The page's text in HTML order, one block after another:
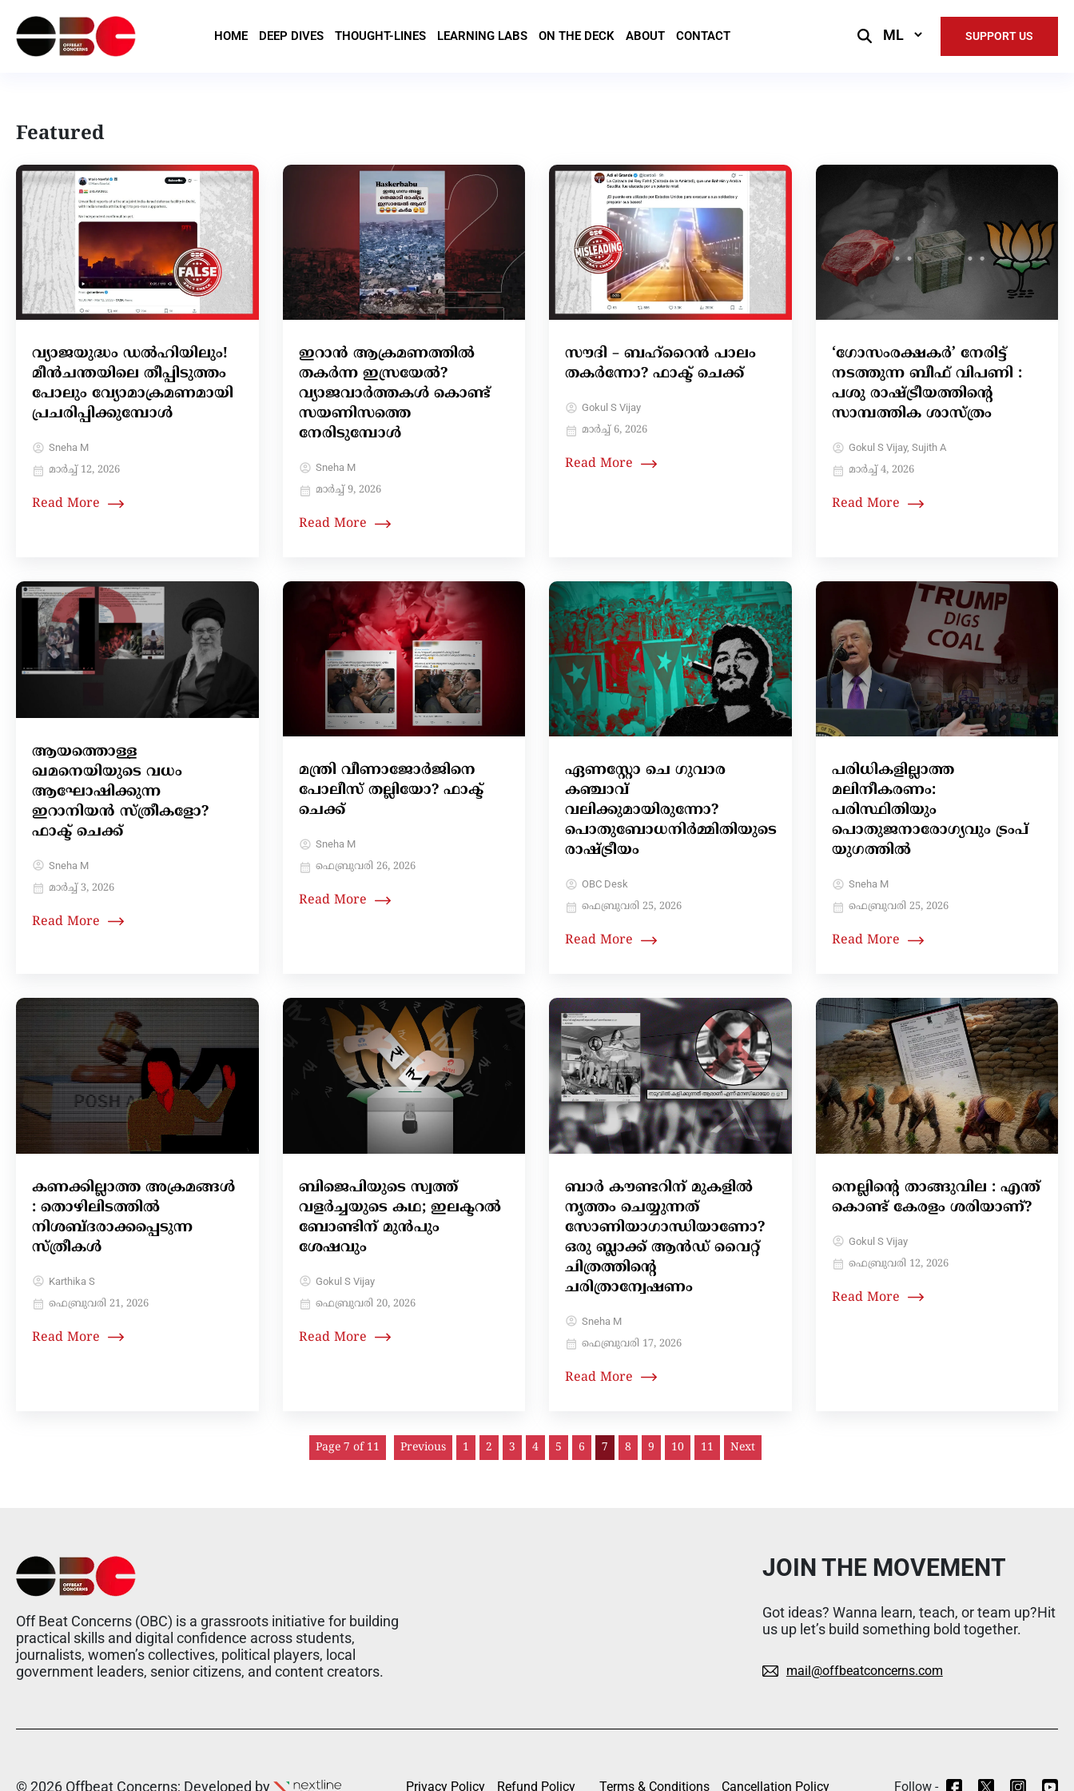
HOME DEEP DIVES THOUGHT-LINES LEARNING LABS ON THE DECK ABOUT CONTACT
Select
SUPPORT US
Featured
വ്യാജയുദ്ധം ഡൽഹിയിലും!
മീൻചന്തയിലെ തീപ്പിടുത്തം
പോലും വ്യോമാക്രമണമായി
പ്രചരിപ്പിക്കുമ്പോൾ
Sneha M
മാർച്ച്‌ 12, 2026
Read More
ഇറാന്‍ ആക്രമണത്തില്‍
തകര്‍ന്ന ഇസ്രയേല്‍?
വ്യാജവാർത്തകൾ കൊണ്ട്
സയണിസത്തെ
നേരിടുമ്പോൾ
Sneha M
മാർച്ച്‌ 9, 2026
Read More
സൗദി – ബഹ്റൈൻ പാലം
തകർന്നോ? ഫാക്ട് ചെക്ക്
Gokul S Vijay
മാർച്ച്‌ 6, 2026
Read More
‘ഗോസംരക്ഷകർ’ നേരിട്ട്
നടത്തുന്ന ബീഫ് വിപണി :
പശു രാഷ്ട്രീയത്തിന്റെ
സാമ്പത്തിക ശാസ്ത്രം
Gokul S Vijay, Sujith A
മാർച്ച്‌ 4, 2026
Read More
ആയത്തൊള്ള
ഖമനെയിയുടെ വധം
ആഘോഷിക്കുന്ന
ഇറാനിയൻ സ്ത്രീകളോ?
ഫാക്ട് ചെക്ക്
Sneha M
മാർച്ച്‌ 3, 2026
Read More
മന്ത്രി വീണാജോർജിനെ
പോലീസ് തല്ലിയോ? ഫാക്ട്
ചെക്ക്
Sneha M
ഫെബ്രുവരി 26, 2026
Read More
ഏണസ്റ്റോ ചെ ഗുവാര
കഞ്ചാവ്
വലിക്കുമായിരുന്നോ?
പൊതുബോധനിർമ്മിതിയുടെ
രാഷ്ട്രീയം
OBC Desk
ഫെബ്രുവരി 25, 2026
Read More
പരിധികളില്ലാത്ത
മലിനീകരണം:
പരിസ്ഥിതിയും
പൊതുജനാരോഗ്യവും ട്രംപ്
യുഗത്തിൽ
Sneha M
ഫെബ്രുവരി 25, 2026
Read More
കണക്കില്ലാത്ത അക്രമങ്ങൾ
: തൊഴിലിടത്തിൽ
നിശബ്ദരാക്കപ്പെടുന്ന
സ്ത്രീകൾ
Karthika S
ഫെബ്രുവരി 21, 2026
Read More
ബിജെപിയുടെ സ്വത്ത്
വളർച്ചയുടെ കഥ; ഇലക്ടറൽ
ബോണ്ടിന് മുൻപും
ശേഷവും
Gokul S Vijay
ഫെബ്രുവരി 20, 2026
Read More
ബാർ കൗണ്ടറിന് മുകളിൽ
നൃത്തം ചെയ്യുന്നത്
സോണിയാഗാന്ധിയാണോ?
ഒരു ബ്ലാക്ക് ആൻഡ് വൈറ്റ്
ചിത്രത്തിന്റെ
ചരിത്രാന്വേഷണം
Sneha M
ഫെബ്രുവരി 17, 2026
Read More
നെല്ലിന്റെ താങ്ങുവില : എന്ത്
കൊണ്ട് കേരളം ശരിയാണ്?
Gokul S Vijay
ഫെബ്രുവരി 12, 2026
Read More
Page 7 of 11 Previous 1 2 3 4 5 6 7 8 9 10 11 Next
Off Beat Concerns (OBC) is a grassroots initiative for building
practical skills and digital confidence across students,
journalists, women’s collectives, political players, local
government leaders, senior citizens, and content creators.
JOIN THE MOVEMENT
Got ideas? Wanna learn, teach, or team up?Hit
us up let’s build something bold together.
mail@offbeatconcerns.com
© 2026 Offbeat Concerns; Developed by Privacy Policy Refund Policy Terms & Conditions Cancellation Policy Follow -